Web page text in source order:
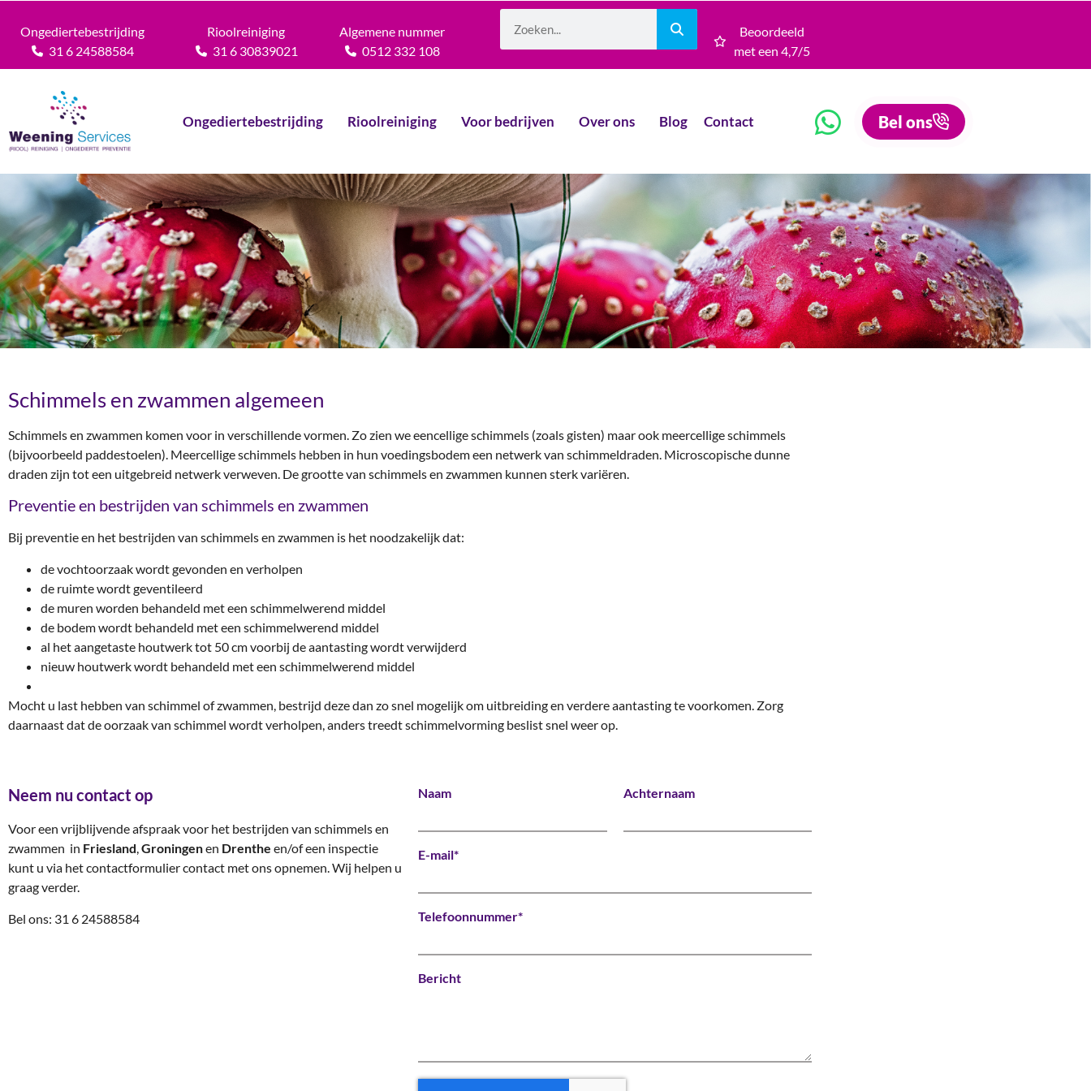
Ongediertebestrijding
31 6 24588584
Rioolreiniging
31 6 30839021
Algemene nummer
0512 332 108
Beoordeeld
met een 4,7/5
Ongediertebestrijding Rioolreiniging Voor bedrijven Over ons Blog Contact Bel ons
Schimmels en zwammen algemeen
Schimmels en zwammen komen voor in verschillende vormen. Zo zien we eencellige schimmels (zoals gisten) maar ook meercellige schimmels
(bijvoorbeeld paddestoelen). Meercellige schimmels hebben in hun voedingsbodem een netwerk van schimmeldraden. Microscopische dunne
draden zijn tot een uitgebreid netwerk verweven. De grootte van schimmels en zwammen kunnen sterk variëren.
Preventie en bestrijden van schimmels en zwammen
Bij preventie en het bestrijden van schimmels en zwammen is het noodzakelijk dat:
de vochtoorzaak wordt gevonden en verholpen
de ruimte wordt geventileerd
de muren worden behandeld met een schimmelwerend middel
de bodem wordt behandeld met een schimmelwerend middel
al het aangetaste houtwerk tot 50 cm voorbij de aantasting wordt verwijderd
nieuw houtwerk wordt behandeld met een schimmelwerend middel
Mocht u last hebben van schimmel of zwammen, bestrijd deze dan zo snel mogelijk om uitbreiding en verdere aantasting te voorkomen. Zorg
daarnaast dat de oorzaak van schimmel wordt verholpen, anders treedt schimmelvorming beslist snel weer op.
Neem nu contact op
Voor een vrijblijvende afspraak voor het bestrijden van schimmels en
zwammen in Friesland,Groningenen Drenthe en/of een inspectie
kunt u via het contactformulier contact met ons opnemen. Wij helpen u
graag verder.
Bel ons: 31 6 24588584
Naam Achternaam
E-mail*
Telefoonnummer*
Bericht